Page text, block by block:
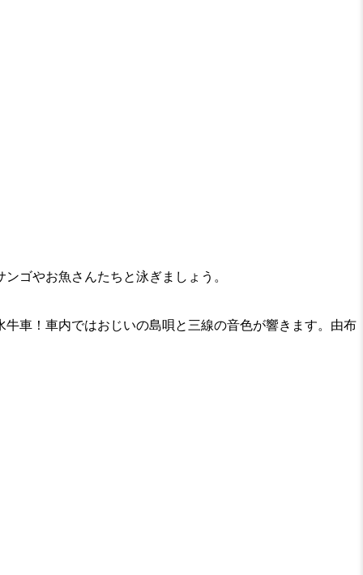
ゴやお魚さんたちと泳ぎましょう。
車！車内ではおじいの島唄と三線の音色が響きます。由布